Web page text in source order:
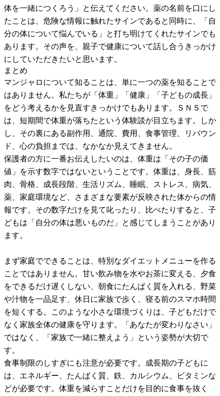
体を一緒につくろう」と伝えてください。薬の名前を口にし
たことは、危険な情報に触れたサインであると同時に、「自
分の体について悩んでいる」と打ち明けてくれたサインでも
あります。その声を、親子で健康について話し合うきっかけ
にしていただきたいと思います。
まとめ
マンジャロについて知ることは、単に一つの薬を知ることで
はありません。私たちが「体重」「健康」「子どもの成長」
をどう考えるかを見直すきっかけでもあります。ＳＮＳで
は、短期間で体重が落ちたという体験談が目立ちます。しか
し、その裏にある副作用、通院、費用、食事管理、リバウン
ド、心の負担までは、なかなか見えてきません。
保護者の方に一番お伝えしたいのは、体重は「その子の価
値」を示す数字ではないということです。体重は、身長、筋
肉、骨格、成長段階、生活リズム、睡眠、ストレス、病気、
薬、家庭環境など、さまざまな要素が反映された体からの情
報です。その数字だけを見て叱ったり、比べたりすると、子
どもは「自分の体は悪いものだ」と感じてしまうことがあり
ます。
まず家庭でできることは、特別なダイエットメニューを作る
ことではありません。甘い飲み物を水やお茶に変える、夕食
をできるだけ遅くしない、朝食にたんぱく質を入れる、野菜
や汁物を一品足す、休日に家族で歩く、寝る前のスマホ時間
を短くする。このような小さな環境づくりは、子どもだけで
なく家族全体の健康を守ります。「あなたが変わりなさい」
ではなく、「家族で一緒に整えよう」という姿勢が大切で
す。
食事制限のしすぎにも注意が必要です。成長期の子どもに
は、エネルギー、たんぱく質、鉄、カルシウム、ビタミンな
どが必要です。体重を減らすことだけを目的に食事を抜く